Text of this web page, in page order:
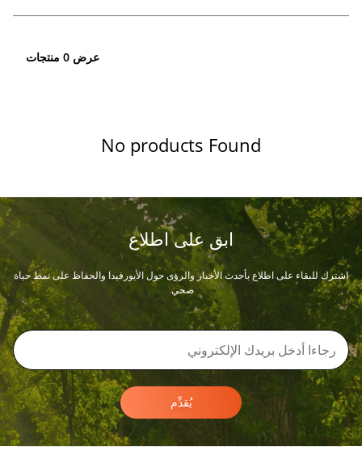
عرض 0 منتجات
No products Found
ابق على اطلاع
اشترك للبقاء على اطلاع بأحدث الأخبار والرؤى حول الأيورفيدا والحفاظ على نمط حياة
صحي.
يُقدِّم